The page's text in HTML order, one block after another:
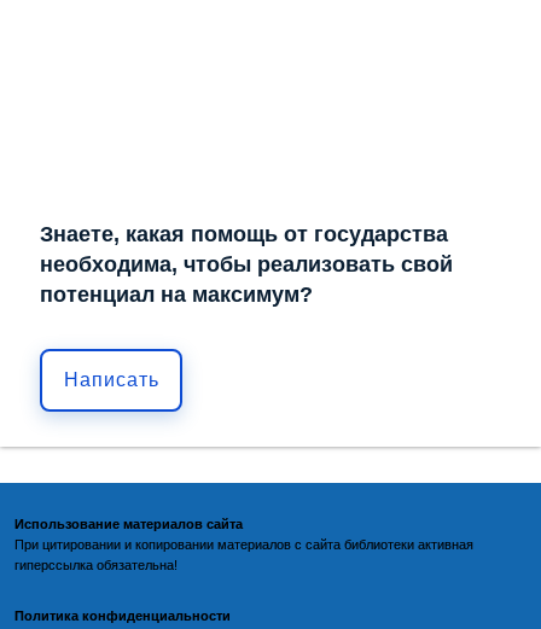
Знаете, какая помощь от государства
необходима, чтобы реализовать свой
потенциал на максимум?
Написать
Использование материалов сайта
При цитировании и копировании материалов с сайта библиотеки активная
гиперссылка обязательна!
Политика конфиденциальности